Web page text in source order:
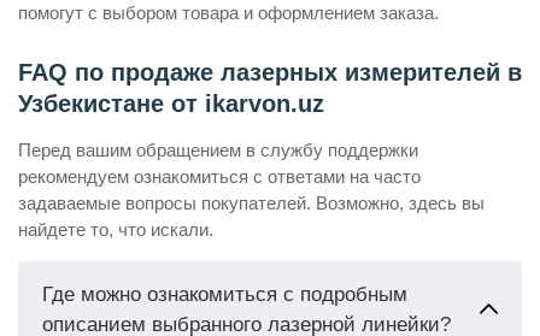
помогут с выбором товара и оформлением заказа.
FAQ по продаже лазерных измерителей в
Узбекистане от ikarvon.uz
Перед вашим обращением в службу поддержки
рекомендуем ознакомиться с ответами на часто
задаваемые вопросы покупателей. Возможно, здесь вы
найдете то, что искали.
Где можно ознакомиться с подробным
описанием выбранного лазерной линейки?